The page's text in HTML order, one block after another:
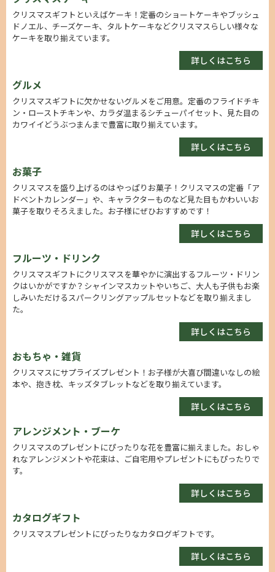
クリスマスギフトといえばケーキ！定番のショートケーキやブッシュ
ドノエル、チーズケーキ、タルトケーキなどクリスマスらしい様々な
ケーキを取り揃えています。
詳しくはこちら
グルメ
クリスマスギフトに欠かせないグルメをご用意。定番のフライドチキ
ン・ローストチキンや、カラダ温まるシチューパイセット、見た目の
カワイイどうぶつまんまで豊富に取り揃えています。
詳しくはこちら
お菓子
クリスマスを盛り上げるのはやっぱりお菓子！クリスマスの定番「ア
ドベントカレンダー」や、キャラクターものなど見た目もかわいいお
菓子を取りそろえました。お子様にぜひおすすめです！
詳しくはこちら
フルーツ・ドリンク
クリスマスギフトにクリスマスを華やかに演出するフルーツ・ドリン
クはいかがですか？シャインマスカットやいちご、大人も子供もお楽
しみいただけるスパークリングアップルセットなどを取り揃えまし
た。
詳しくはこちら
おもちゃ・雑貨
クリスマスにサプライズプレゼント！お子様が大喜び間違いなしの絵
本や、抱き枕、キッズタブレットなどを取り揃えています。
詳しくはこちら
アレンジメント・ブーケ
クリスマスのプレゼントにぴったりな花を豊富に揃えました。おしゃ
れなアレンジメントや花束は、ご自宅用やプレゼントにもぴったりで
す。
詳しくはこちら
カタログギフト
クリスマスプレゼントにぴったりなカタログギフトです。
詳しくはこちら